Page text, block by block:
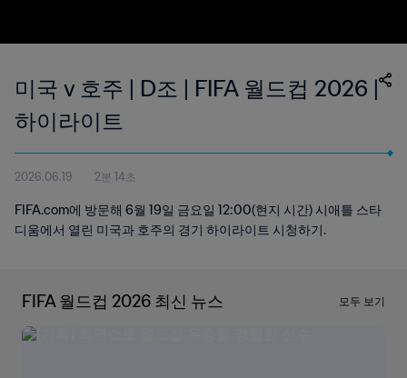
미국 v 호주 | D조 | FIFA 월드컵 2026 |
하이라이트
2026.06.19 2분 14초
FIFA.com에 방문해 6월 19일 금요일 12:00(현지 시간) 시애틀 스타
디움에서 열린 미국과 호주의 경기 하이라이트 시청하기.
FIFA 월드컵 2026 최신 뉴스 모두 보기